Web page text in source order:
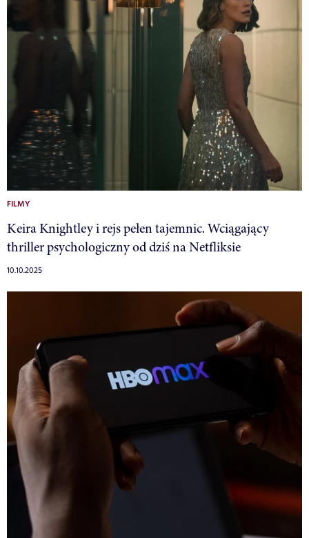
FILMY
Keira Knightley i rejs pełen tajemnic. Wciągający
thriller psychologiczny od dziś na Netfliksie
10.10.2025